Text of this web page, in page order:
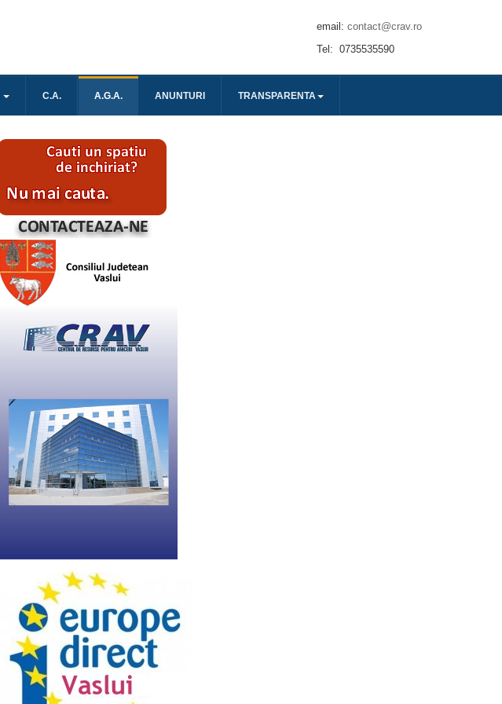
email: contact@crav.ro
Tel: 0735535590
C.A. A.G.A. ANUNTURI TRANSPARENTA